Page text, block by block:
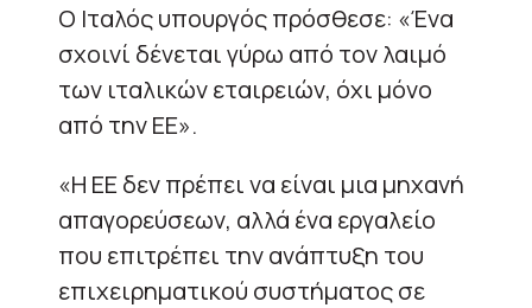
Ο Ιταλός υπουργός πρόσθεσε: «Ένα
σχοινί δένεται γύρω από τον λαιμό
των ιταλικών εταιρειών, όχι μόνο
από την ΕΕ».
«Η ΕΕ δεν πρέπει να είναι μια μηχανή
απαγορεύσεων, αλλά ένα εργαλείο
που επιτρέπει την ανάπτυξη του
επιχειρηματικού συστήματος σε